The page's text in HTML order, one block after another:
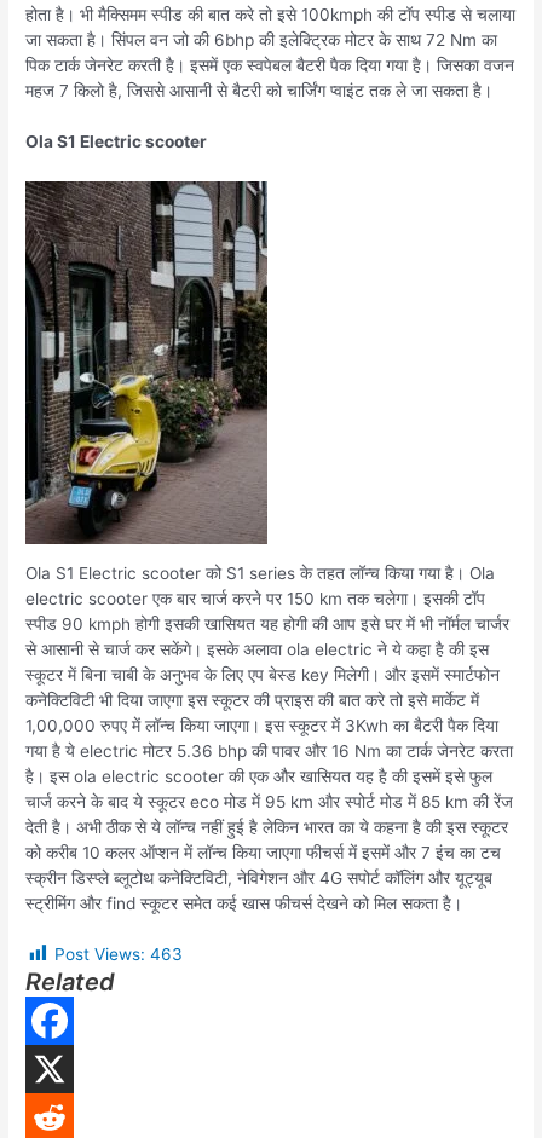
होता है। भी मैक्सिमम स्पीड की बात करे तो इसे 100kmph की टॉप स्पीड से चलाया
जा सकता है। सिंपल वन जो की 6bhp की इलेक्ट्रिक मोटर के साथ 72 Nm का
पिक टार्क जेनरेट करती है। इसमें एक स्वपेबल बैटरी पैक दिया गया है। जिसका वजन
महज 7 किलो है, जिससे आसानी से बैटरी को चार्जिंग प्वाइंट तक ले जा सकता है।
Ola S1 Electric scooter
Ola S1 Electric scooter को S1 series के तहत लॉन्च किया गया है। Ola
electric scooter एक बार चार्ज करने पर 150 km तक चलेगा। इसकी टॉप
स्पीड 90 kmph होगी इसकी खासियत यह होगी की आप इसे घर में भी नॉर्मल चार्जर
से आसानी से चार्ज कर सकेंगे। इसके अलावा ola electric ने ये कहा है की इस
स्कूटर में बिना चाबी के अनुभव के लिए एप बेस्ड key मिलेगी। और इसमें स्मार्टफोन
कनेक्टिविटी भी दिया जाएगा इस स्कूटर की प्राइस की बात करे तो इसे मार्केट में
1,00,000 रुपए में लॉन्च किया जाएगा। इस स्कूटर में 3Kwh का बैटरी पैक दिया
गया है ये electric मोटर 5.36 bhp की पावर और 16 Nm का टार्क जेनरेट करता
है। इस ola electric scooter की एक और खासियत यह है की इसमें इसे फुल
चार्ज करने के बाद ये स्कूटर eco मोड में 95 km और स्पोर्ट मोड में 85 km की रेंज
देती है। अभी ठीक से ये लॉन्च नहीं हुई है लेकिन भारत का ये कहना है की इस स्कूटर
को करीब 10 कलर ऑप्शन में लॉन्च किया जाएगा फीचर्स में इसमें और 7 इंच का टच
स्क्रीन डिस्प्ले ब्लूटोथ कनेक्टिविटी, नेविगेशन और 4G सपोर्ट कॉलिंग और यूट्यूब
स्ट्रीमिंग और find स्कूटर समेत कई खास फीचर्स देखने को मिल सकता है।
Post Views: 463
Related